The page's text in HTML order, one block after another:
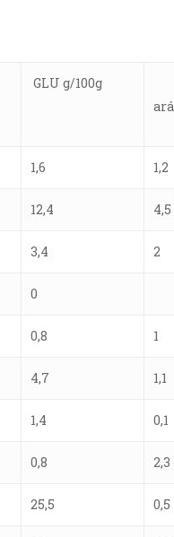
GLU g/100g
1,6 1,2
12,4 4,5
3,4 2
0
0,8 1
4,7 1,1
1,4 0,1
0,8 2,3
25,5 0,5